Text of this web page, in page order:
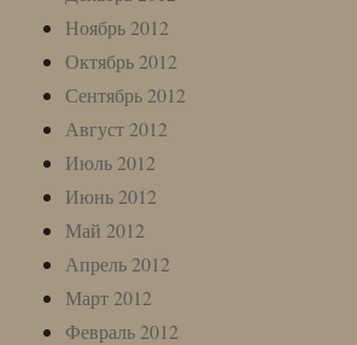
Ноябрь 2012
Октябрь 2012
Сентябрь 2012
Август 2012
Июль 2012
Июнь 2012
Май 2012
Апрель 2012
Март 2012
Февраль 2012